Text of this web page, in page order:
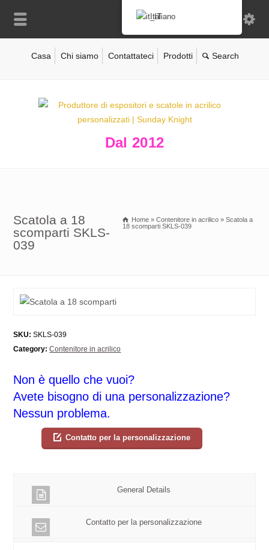
Casa Chi siamo Contattateci Prodotti
Dal 2012
Scatola a 18
scomparti SKLS-
039
Home » Contenitore in acrilico » Scatola a
18 scomparti SKLS-039
SKU: SKLS-039
Category: Contenitore in acrilico
Non è quello che vuoi?
Avete bisogno di una personalizzazione?
Nessun problema.
Contatto per la personalizzazione
General Details
Contatto per la personalizzazione
Italiano